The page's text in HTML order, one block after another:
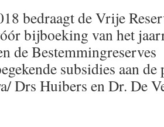
bedraagt de Vrije
bijboeking van het
de
subsidies aan
Drs Huibers en Dr. De